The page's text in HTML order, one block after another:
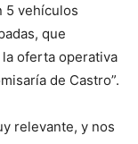
5 vehículos
que
oferta operativa
de Castro”.
relevante, y nos